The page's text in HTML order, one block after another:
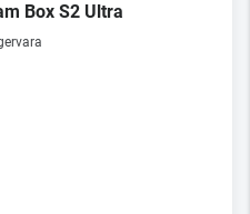
Box S2 Ultra